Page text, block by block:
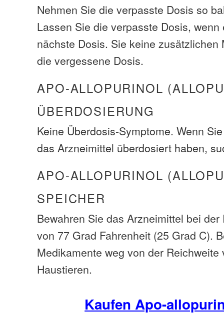
Nehmen Sie die verpasste Dosis so
Lassen Sie die verpasste Dosis,
nächste Dosis. Sie keine zusätzlichen
die vergessene Dosis.
APO-ALLOPURINOL
ÜBERDOSIERUNG
Keine Überdosis-Symptome. Wenn
das Arzneimittel überdosiert haben,
APO-ALLOPURINOL
SPEICHER
Bewahren Sie das Arzneimittel bei
von 77 Grad Fahrenheit (25 Grad C).
Medikamente weg von der Reichweite
Haustieren.
Kaufen Apo-